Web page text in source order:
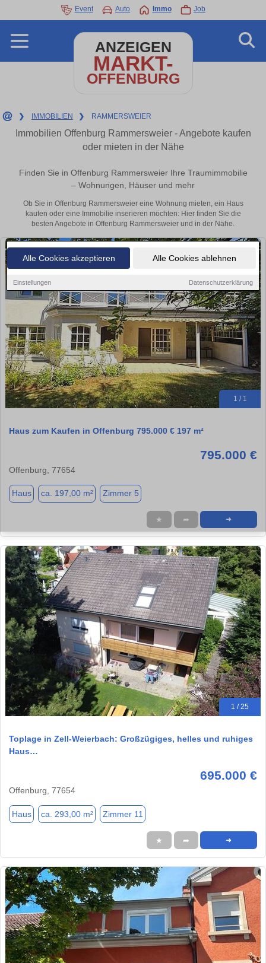
Alle Cookies akzeptieren Alle Cookies ablehnen
Einstellungen Datenschutzerklärung
Event Auto Immo Job
ANZEIGEN
MARKT-
OFFENBURG
❯ IMMOBILIEN ❯ RAMMERSWEIER
Immobilien Offenburg Rammersweier - Angebote kaufen
oder mieten in der Nähe
Finden Sie in Offenburg Rammersweier Ihre Traumimmobilie
– Wohnungen, Häuser und mehr
Ob Sie in Offenburg Rammersweier eine Wohnung mieten, ein Haus
kaufen oder eine Immobilie inserieren möchten: Hier finden Sie die
besten Angebote in Offenburg Rammersweier und in der Nähe.
1 / 1
Haus zum Kaufen in Offenburg 795.000 € 197 m²
795.000 €
Offenburg, 77654
Haus ca. 197,00 m² Zimmer 5
★ ➦ ➜
1 / 25
Toplage in Zell-Weierbach: Großzügiges, helles und ruhiges
Haus…
695.000 €
Offenburg, 77654
Haus ca. 293,00 m² Zimmer 11
★ ➦ ➜